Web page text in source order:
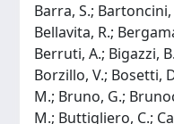
Barra, S.; Bartoncini,
Bellavita, R.;
Berruti, A.; Bigazzi,
Borzillo, V.; Bosetti,
M.; Bruno, G.;
M.; Buttigliero, C.;